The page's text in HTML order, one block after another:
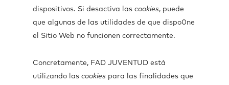
dispositivos. Si desactiva las cookies, puede
que algunas de las utilidades de que dispo0ne
el Sitio Web no funcionen correctamente.
Concretamente, FAD JUVENTUD está
utilizando las cookies para las finalidades que